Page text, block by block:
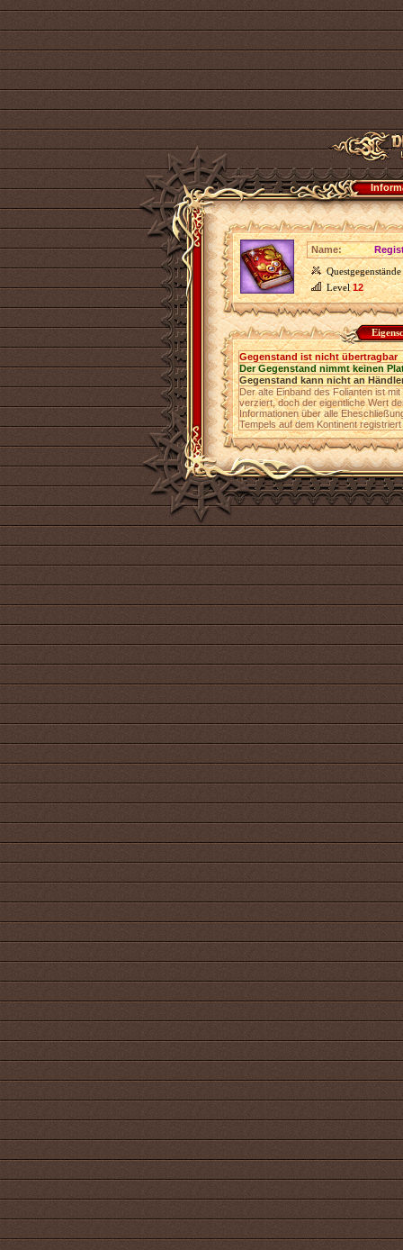
Name:
Questgegenstände
Level12
Gegenstand ist nicht übertragbar
Der Gegenstand nimmt keinen
Gegenstand kann nicht an
Der alte Einband des Folianten ist
verziert, doch der eigentliche Wert
Informationen über alle
Tempels auf dem Kontinent